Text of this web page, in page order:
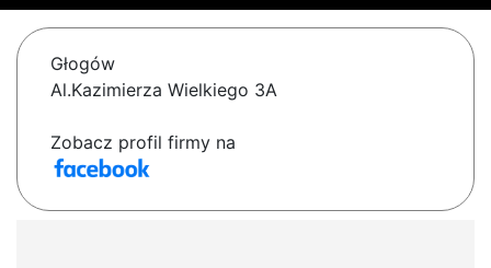
Głogów
Al.Kazimierza Wielkiego 3A
Zobacz profil firmy na